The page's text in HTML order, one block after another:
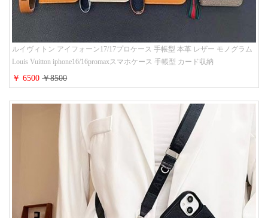
ルイヴィトン アイフォーン17/17プロケース 手帳型 本革 レザー モノグラム
Louis Vuitton iphone16/16promaxスマホケース 手帳型 カード収納
iphone15/14/13ケース ビジネス風 GUCCI galaxy s26/s25/s24ケース 手帳型 大
人 可愛い
￥ 6500￥8500